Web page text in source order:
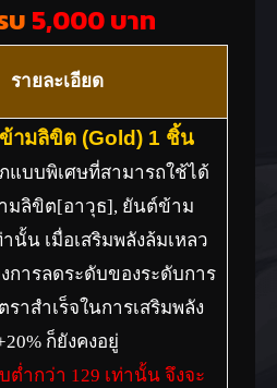
บ 5,000 บาท
รายละเอียด
ามลิขิต (Gold) 1 ชิ้น
แบบพิเศษที่สามารถใช้ได้
มลิขิต[อาวุธ], ยันต์ข้าม
นั้น เมื่อเสริมพลังล้มเหลว
การลดระดับของระดับการ
ราสำเร็จในการเสริมพลัง
ก็ยังคงอยู่
ต่ำกว่า 129 เท่านั้น จึงจะ